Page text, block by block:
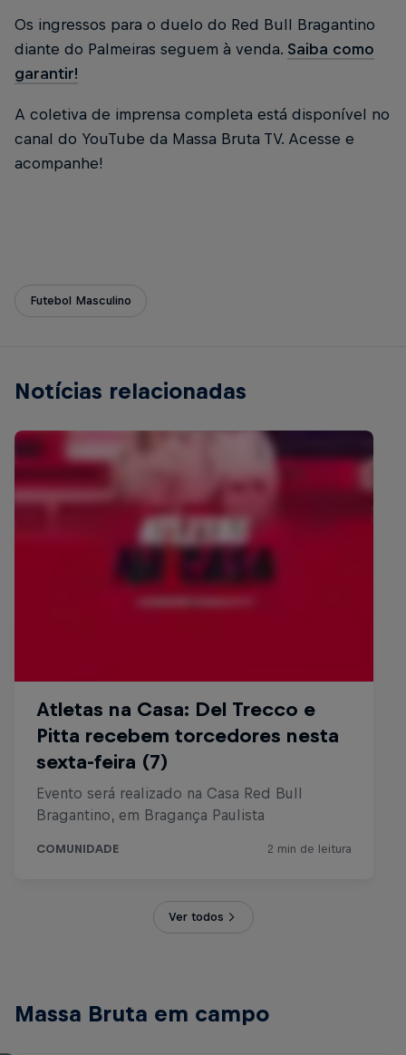
Os ingressos para o duelo do Red Bull Bragantino
diante do Palmeiras seguem à venda. Saiba como
garantir!
A coletiva de imprensa completa está disponível no
canal do YouTube da Massa Bruta TV. Acesse e
acompanhe!
Futebol Masculino
Notícias relacionadas
Ver todos
Massa Bruta em campo